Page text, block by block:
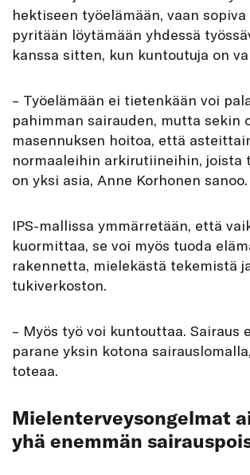
hektiseen työelämään, vaan
pyritään löytämään yhdessä
kanssa sitten, kun kuntoutuja on
– Työelämään ei tietenkään voi
pahimman sairauden, mutta sekin
masennuksen hoitoa, että
normaaleihin arkirutiineihin, joista
on yksi asia, Anne Korhonen sanoo.
IPS-mallissa ymmärretään, että
kuormittaa, se voi myös tuoda
rakennetta, mielekästä tekemistä
tukiverkoston.
– Myös työ voi kuntouttaa. Sairaus
parane yksin kotona
toteaa.
Mielenterveysongelmat
yhä enemmän